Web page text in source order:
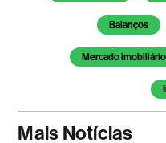
Balanços
Mercado imobiliário
Mais Notícias